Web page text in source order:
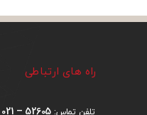
راه های ارتباطی
تلفن تماس: 52605 – 021